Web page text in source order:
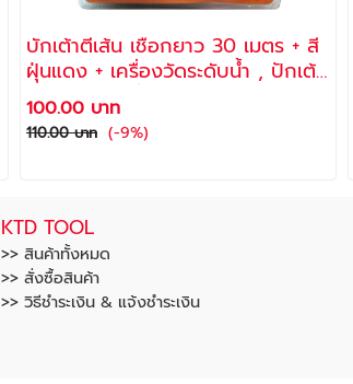
บักเต้าตีเส้น เชือกยาว 30 เมตร + สี
ฝุ่นแดง + เครื่องวัดระดับน้ำ , ปักเต้า
100.00 บาท
110.00 บาท (-9%)
KTD TOOL
>> สินค้าทั้งหมด
>> สั่งซื้อสินค้า
>> วิธีชำระเงิน & แจ้งชำระเงิน